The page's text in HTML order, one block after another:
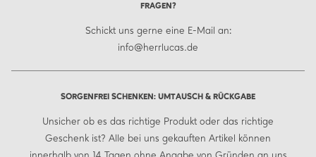
FRAGEN?
Schickt uns gerne eine E-Mail an:
info@herrlucas.de
SORGENFREI SCHENKEN: UMTAUSCH & RÜCKGABE
Unsicher ob es das richtige Produkt oder das richtige
Geschenk ist? Alle bei uns gekauften Artikel können